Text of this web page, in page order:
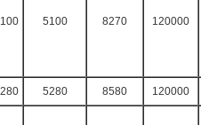
5100 8270 120000
5280 8580 120000